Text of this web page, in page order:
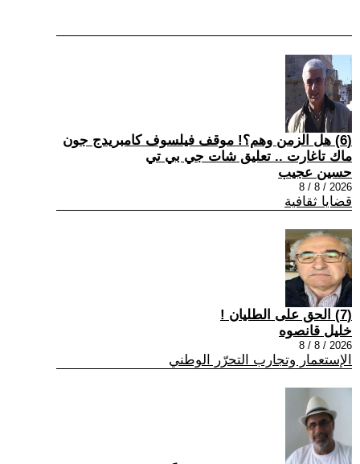
(6) هل الزمن وهم؟! موقف فيلسوف كامبريدج جون
ماك تاغارت .. تعليق شات جي بي تي
حسين عجيب
2026 / 8 / 8
قضايا ثقافية
(7) الحق على الطليان !
خليل قانصوه
2026 / 8 / 8
الإستعمار وتجارب التحرّر الوطني